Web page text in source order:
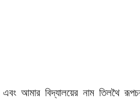
আমার বিদ্যালয়ের নাম তিলথৈ